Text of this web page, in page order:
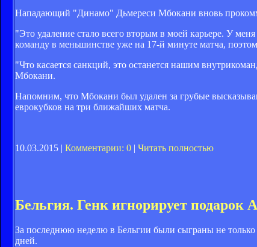
Нападающий "Динамо" Дьмереси Мбокани вновь
"Это удаление стало всего вторым в моей карьере. У
команду в меньшинстве уже на 17-й минуте матча,
"Что касается санкций, это останется нашим
Мбокани.
Напомним, что Мбокани был удален за грубые
еврокубков на три ближайших матча.
10.03.2015 | Комментарии: 0 | Читать полностью
Бельгия. Генк игнорирует подарок
За последнюю неделю в Бельгии были сыграны не
дней.